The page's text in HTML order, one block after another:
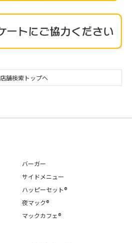
店舗検索トップへ
バーガー
サイドメニュー
ハッピーセット®
夜マック®
マックカフェ®